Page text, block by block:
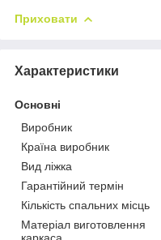
Приховати
Характеристики
Основні
Виробник
Країна виробник
Вид ліжка
Гарантійний термін
Кількість спальних місць
Матеріал виготовлення
каркаса